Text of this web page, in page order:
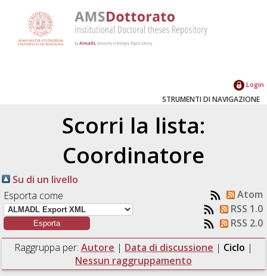
Login
STRUMENTI DI NAVIGAZIONE
Scorri la lista:
Coordinatore
Su di un livello
Esporta come
Atom
RSS 1.0
RSS 2.0
Raggruppa per: Autore | Data di discussione | Ciclo |
Nessun raggruppamento